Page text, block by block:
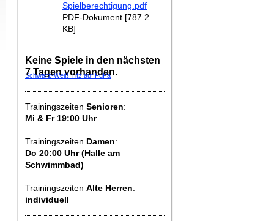
Spielberechtigung.pdf
PDF-Dokument [787.2
KB]
Keine Spiele in den nächsten
7 Tagen vorhanden.
Schwarz-Weiß Titz auf FuPa
Trainingszeiten Senioren:
Mi & Fr 19:00 Uhr
Trainingszeiten Damen:
Do 20:00 Uhr (Halle am
Schwimmbad)
Trainingszeiten Alte Herren:
individuell